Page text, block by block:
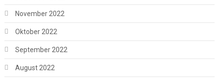
November 2022
Oktober 2022
September 2022
August 2022